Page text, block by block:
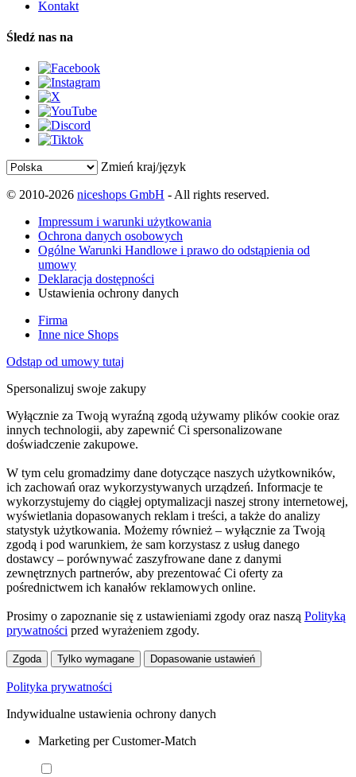
Kontakt
Śledź nas na
Zmień kraj/język
© 2010-2026 niceshops GmbH - All rights reserved.
Impressum i warunki użytkowania
Ochrona danych osobowych
Ogólne Warunki Handlowe i prawo do odstąpienia od
umowy
Deklaracja dostępności
Ustawienia ochrony danych
Firma
Inne nice Shops
Odstąp od umowy tutaj
Spersonalizuj swoje zakupy
Wyłącznie za Twoją wyraźną zgodą używamy plików cookie oraz
innych technologii, aby zapewnić Ci spersonalizowane
doświadczenie zakupowe.
W tym celu gromadzimy dane dotyczące naszych użytkowników,
ich zachowań oraz wykorzystywanych urządzeń. Informacje te
wykorzystujemy do ciągłej optymalizacji naszej strony internetowej,
wyświetlania dopasowanych reklam i treści, a także do analizy
statystyk użytkowania. Możemy również – wyłącznie za Twoją
zgodą i pod warunkiem, że sam korzystasz z usług danego
dostawcy – porównywać zaszyfrowane dane z danymi
zewnętrznych partnerów, aby prezentować Ci oferty za
pośrednictwem ich kanałów reklamowych online.
Prosimy o zapoznanie się z ustawieniami zgody oraz naszą Polityką
prywatności przed wyrażeniem zgody.
Zgoda Tylko wymagane Dopasowanie ustawień
Polityka prywatności
Indywidualne ustawienia ochrony danych
Marketing per Customer-Match